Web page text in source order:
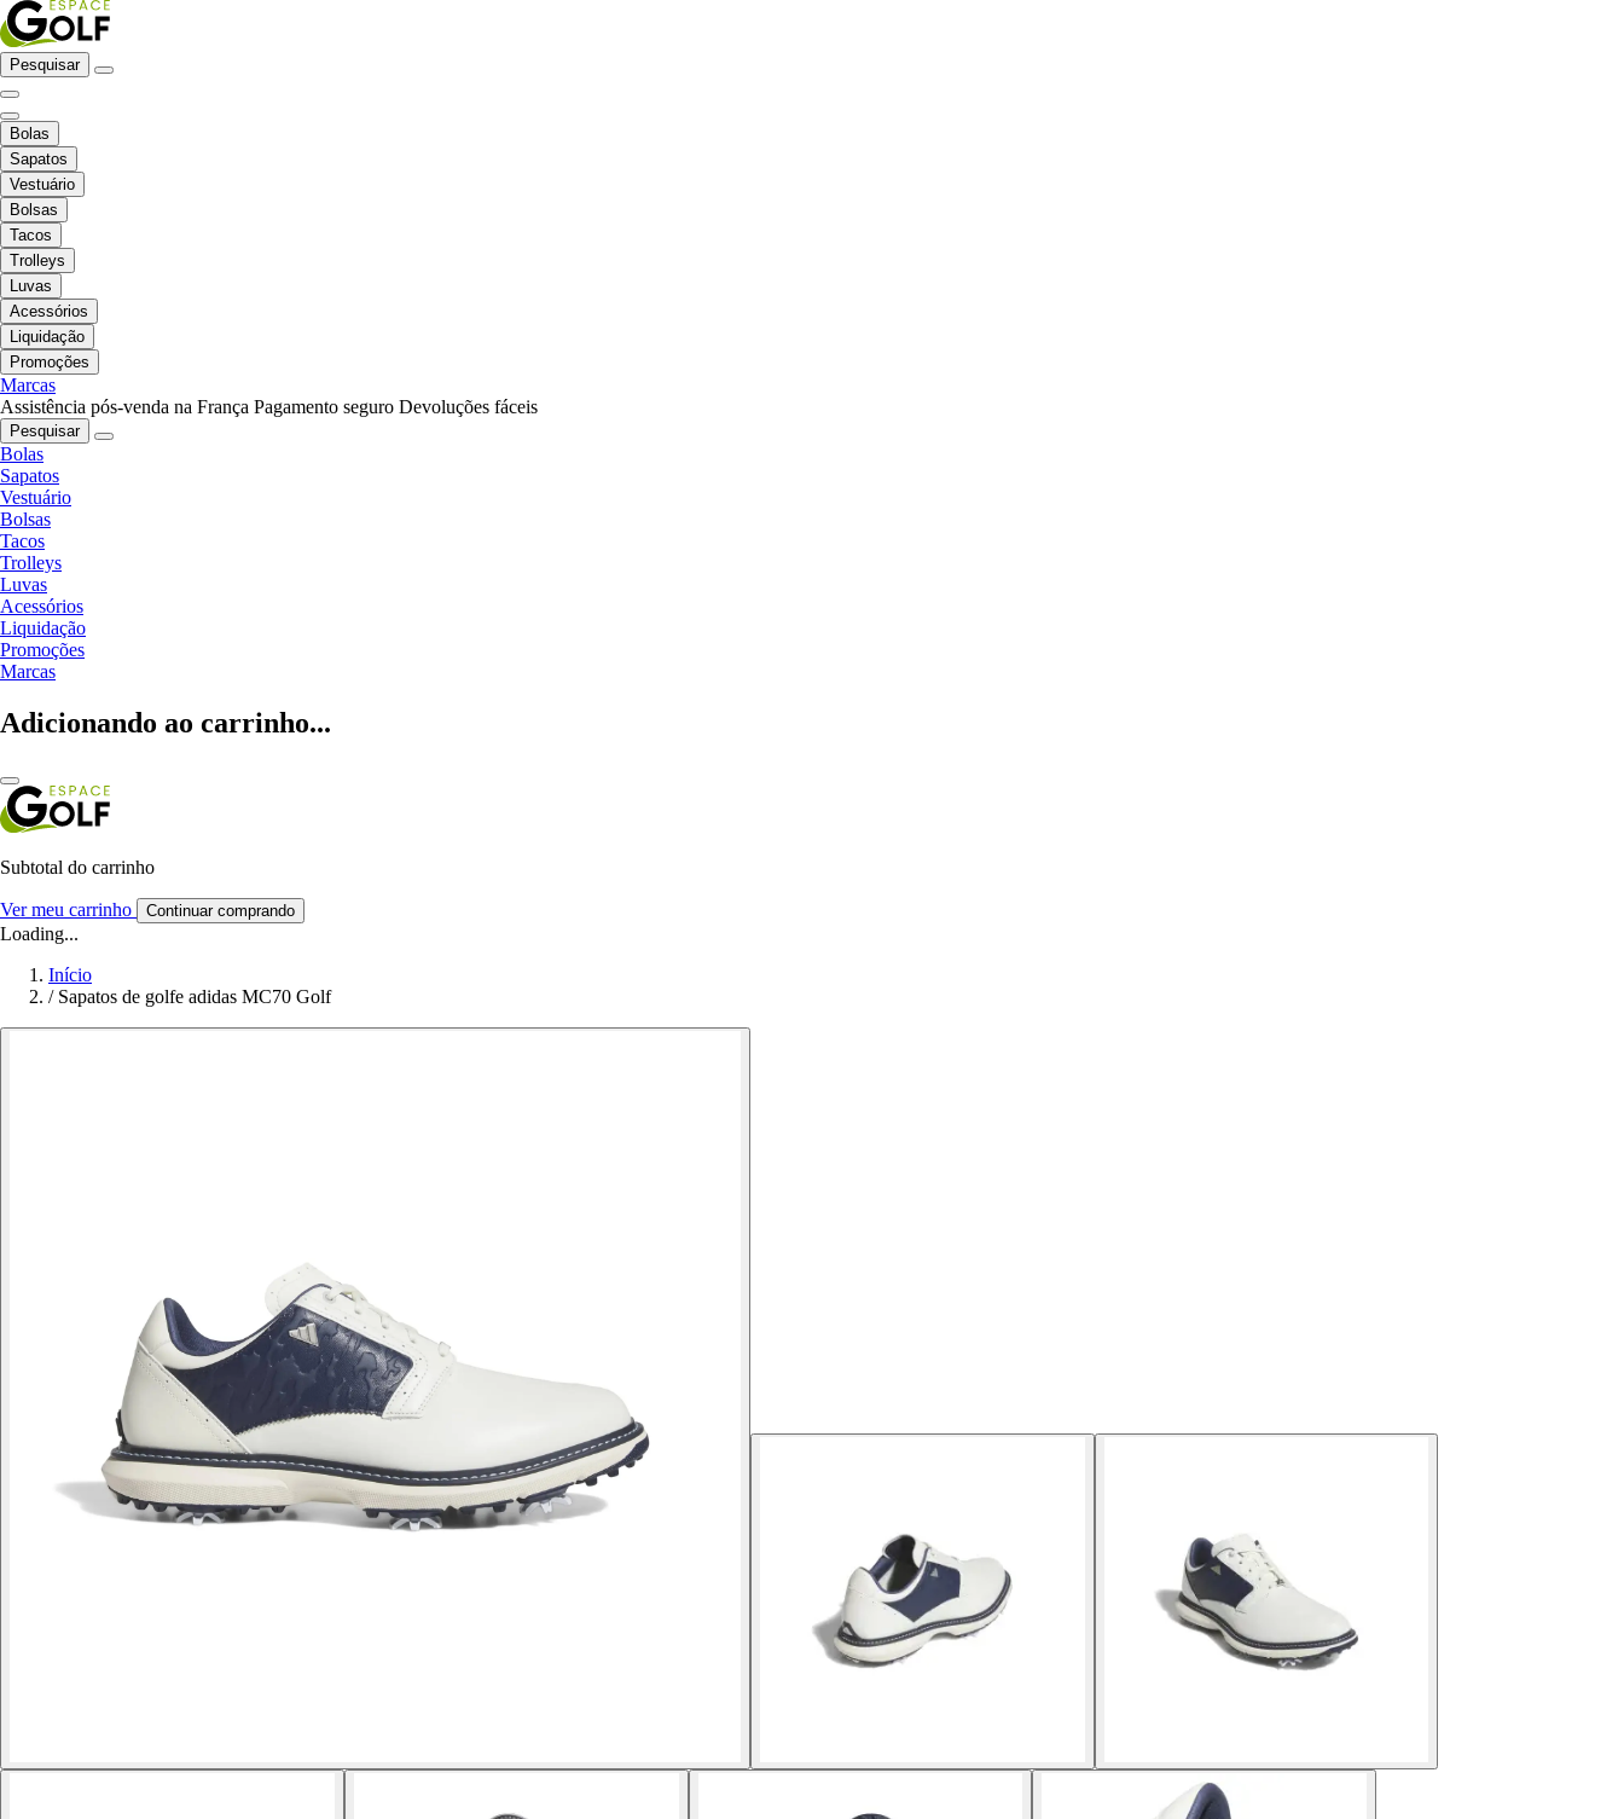
Pesquisar
Bolas
Sapatos
Vestuário
Bolsas
Tacos
Trolleys
Luvas
Acessórios
Liquidação
Promoções
Marcas
Assistência pós-venda na França Pagamento seguro Devoluções fáceis
Pesquisar
Bolas
Sapatos
Vestuário
Bolsas
Tacos
Trolleys
Luvas
Acessórios
Liquidação
Promoções
Marcas
Adicionando ao carrinho...
Subtotal do carrinho
Ver meu carrinho Continuar comprando
Loading...
Início
/ Sapatos de golfe adidas MC70 Golf